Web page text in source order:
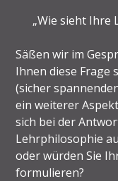
„Wie sieht Ihre
Säßen wir im
Ihnen diese Frage
(sicher
ein weiterer
sich bei der
Lehrphilosophie
oder würden Sie
formulieren?